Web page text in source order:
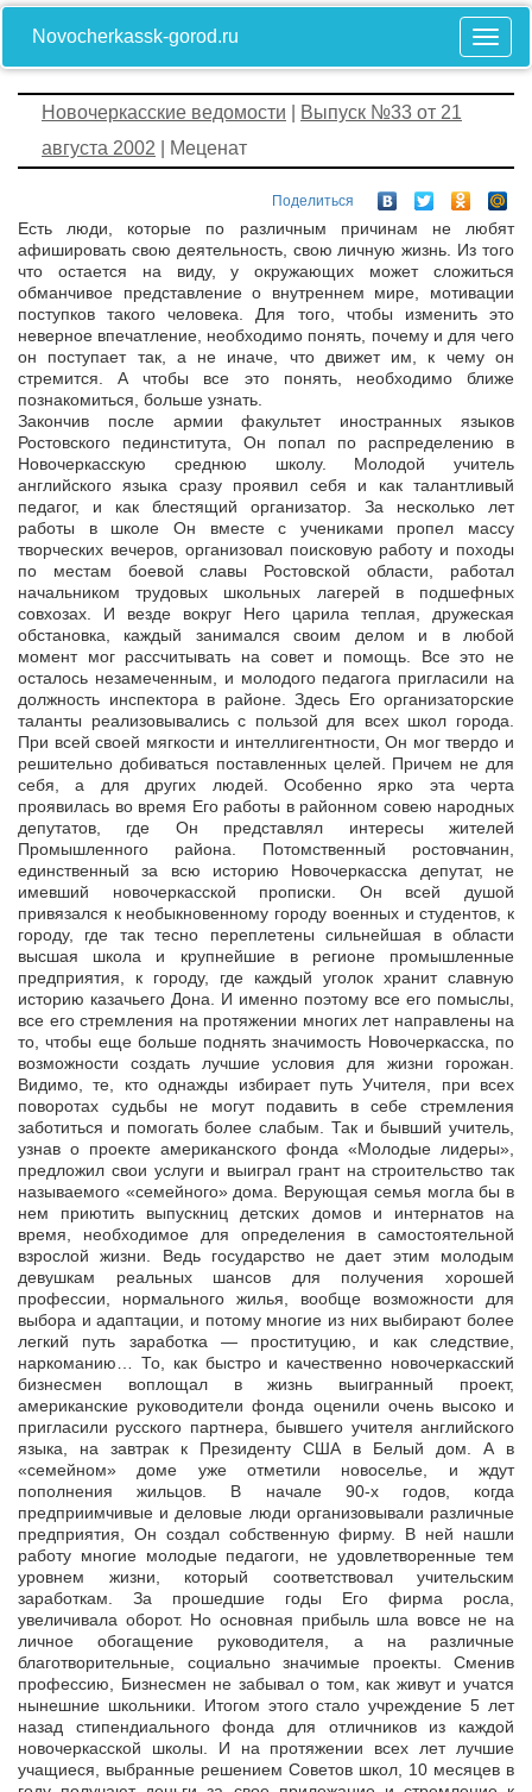
Novocherkassk-gorod.ru
Новочеркасские ведомости
Выпуск №33 от 21
августа 2002 | Меценат
Поделиться
Есть люди, которые по различным причинам не любят
афишировать свою деятельность, свою личную жизнь. Из того
что остается на виду, у окружающих может сложиться
обманчивое представление о внутреннем мире, мотивации
поступков такого человека. Для того, чтобы изменить это
неверное впечатление, необходимо понять, почему и для чего
он поступает так, а не иначе, что движет им, к чему он
стремится. А чтобы все это понять, необходимо ближе
познакомиться, больше узнать.
Закончив после армии факультет иностранных языков
Ростовского пединститута, Он попал по распределению в
Новочеркасскую среднюю школу. Молодой учитель
английского языка сразу проявил себя и как талантливый
педагог, и как блестящий организатор. За несколько лет
работы в школе Он вместе с учениками пропел массу
творческих вечеров, организовал поисковую работу и походы
по местам боевой славы Ростовской области, работал
начальником трудовых школьных лагерей в подшефных
совхозах. И везде вокруг Него царила теплая, дружеская
обстановка, каждый занимался своим делом и в любой
момент мог рассчитывать на совет и помощь. Все это не
осталось незамеченным, и молодого педагога пригласили на
должность инспектора в районе. Здесь Его организаторские
таланты реализовывались с пользой для всех школ города.
При всей своей мягкости и интеллигентности, Он мог твердо и
решительно добиваться поставленных целей. Причем не для
себя, а для других людей. Особенно ярко эта черта
проявилась во время Его работы в районном совею народных
депутатов, где Он представлял интересы жителей
Промышленного района. Потомственный ростовчанин,
единственный за всю историю Новочеркасска депутат, не
имевший новочеркасской прописки. Он всей душой
привязался к необыкновенному городу военных и студентов, к
городу, где так тесно переплетены сильнейшая в области
высшая школа и крупнейшие в регионе промышленные
предприятия, к городу, где каждый уголок хранит славную
историю казачьего Дона. И именно поэтому все его помыслы,
все его стремления на протяжении многих лет направлены на
то, чтобы еще больше поднять значимость Новочеркасска, по
возможности создать лучшие условия для жизни горожан.
Видимо, те, кто однажды избирает путь Учителя, при всех
поворотах судьбы не могут подавить в себе стремления
заботиться и помогать более слабым. Так и бывший учитель,
узнав о проекте американского фонда «Молодые лидеры»,
предложил свои услуги и выиграл грант на строительство так
называемого «семейного» дома. Верующая семья могла бы в
нем приютить выпускниц детских домов и интернатов на
время, необходимое для определения в самостоятельной
взрослой жизни. Ведь государство не дает этим молодым
девушкам реальных шансов для получения хорошей
профессии, нормального жилья, вообще возможности для
выбора и адаптации, и потому многие из них выбирают более
легкий путь заработка — проституцию, и как следствие,
наркоманию… То, как быстро и качественно новочеркасский
бизнесмен воплощал в жизнь выигранный проект,
американские руководители фонда оценили очень высоко и
пригласили русского партнера, бывшего учителя английского
языка, на завтрак к Президенту США в Белый дом. А в
«семейном» доме уже отметили новоселье, и ждут
пополнения жильцов. В начале 90-х годов, когда
предприимчивые и деловые люди организовывали различные
предприятия, Он создал собственную фирму. В ней нашли
работу многие молодые педагоги, не удовлетворенные тем
уровнем жизни, который соответствовал учительским
заработкам. За прошедшие годы Его фирма росла,
увеличивала оборот. Но основная прибыль шла вовсе не на
личное обогащение руководителя, а на различные
благотворительные, социально значимые проекты. Сменив
профессию, Бизнесмен не забывал о том, как живут и учатся
нынешние школьники. Итогом этого стало учреждение 5 лет
назад стипендиального фонда для отличников из каждой
новочеркасской школы. И на протяжении всех лет лучшие
учащиеся, выбранные решением Советов школ, 10 месяцев в